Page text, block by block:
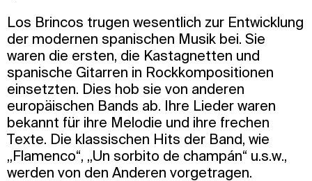
Los Brincos trugen wesentlich zur Entwicklung
der modernen spanischen Musik bei. Sie
waren die ersten, die Kastagnetten und
spanische Gitarren in Rockkompositionen
einsetzten. Dies hob sie von anderen
europäischen Bands ab. Ihre Lieder waren
bekannt für ihre Melodie und ihre frechen
Texte. Die klassischen Hits der Band, wie
„Flamenco“, „Un sorbito de champán“ u.s.w.,
werden von den Anderen vorgetragen.